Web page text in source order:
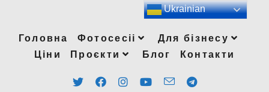
Головна Фотосесіі
Для бізнесу
Ціни
Проєкти Блог Контакти
Ukrainian